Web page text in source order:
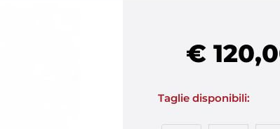
€
Taglie disponibili: